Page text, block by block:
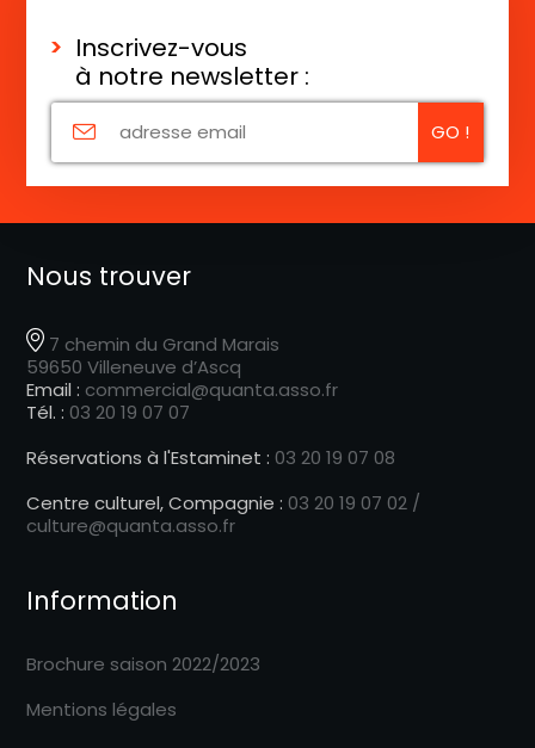
Inscrivez-vous
à notre newsletter :
Nous trouver
7 chemin du Grand Marais
59650 Villeneuve d’Ascq
Email : commercial@quanta.asso.fr
Tél. : 03 20 19 07 07
Réservations à l'Estaminet :03 20 19 07 08
Centre culturel, Compagnie :03 20 19 07 02 /
culture@quanta.asso.fr
Information
Brochure saison 2022/2023
Mentions légales